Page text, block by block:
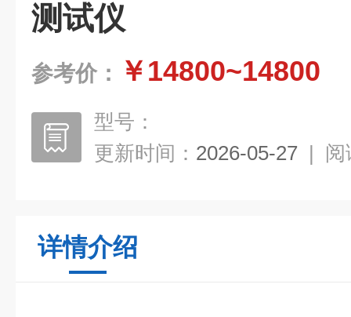
测试仪
参考价： ￥14800~14800
型号：
更新时间： 2026-05-27 | 阅
详情介绍